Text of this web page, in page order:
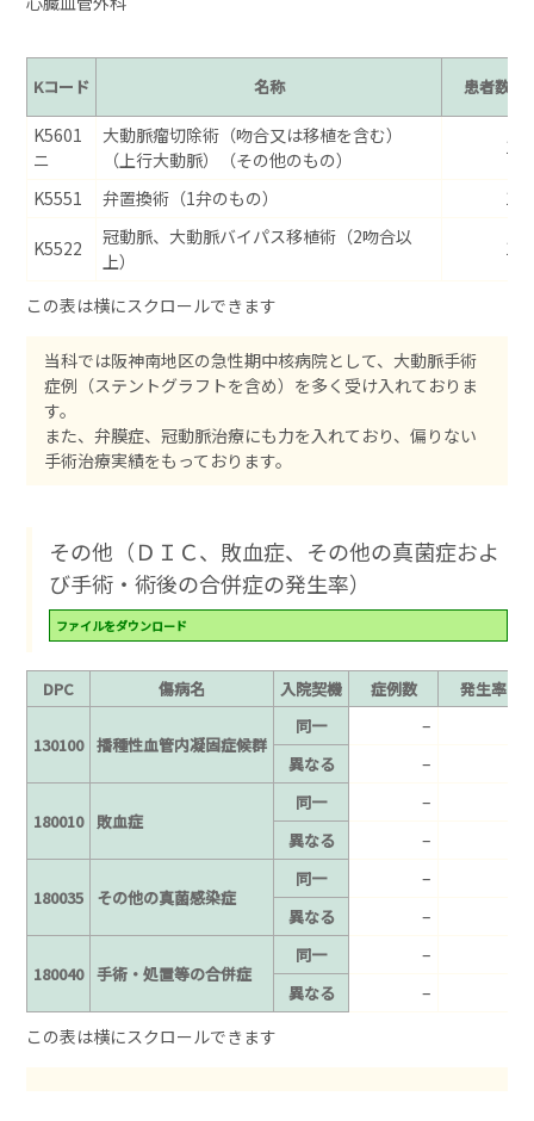
Kコード 名称 患者数
K5601
ニ
大動脈瘤切除術（吻合又は移植を含む）
（上行大動脈）（その他のもの）
17
K5551 弁置換術（1弁のもの） 12
K5522
冠動脈、大動脈バイパス移植術（2吻合以
上）
10
当科では阪神南地区の急性期中核病院として、大動脈手術
症例（ステントグラフトを含め）を多く受け入れておりま
す。
また、弁膜症、冠動脈治療にも力を入れており、偏りない
手術治療実績をもっております。
その他（ＤＩＣ、敗血症、その他の真菌症およ
び手術・術後の合併症の発生率）
ファイルをダウンロード
DPC 傷病名 入院契機 症例数 発生率
130100 播種性血管内凝固症候群
同一 –
異なる –
180010 敗血症
同一 –
異なる –
180035 その他の真菌感染症
同一 –
異なる –
180040 手術・処置等の合併症
同一 –
異なる –